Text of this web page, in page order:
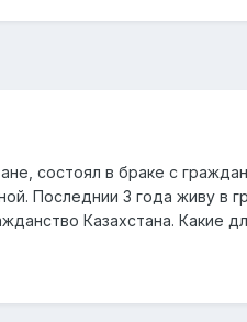
состоял в браке с
Последнии 3 года живу в
Казахстана. Какие